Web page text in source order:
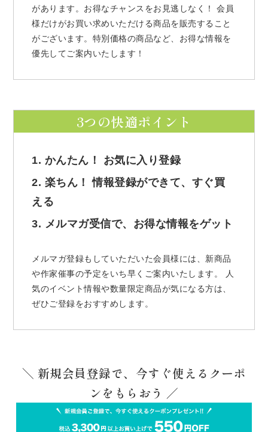
があります。お得なチャンスをお見逃しなく！ 会員
様だけがお買い求めいただける商品を販売すること
がございます。特別価格の商品など、お得な情報を
優先してご案内いたします！
3つの快適ポイント
1. かんたん！ お気に入り登録
2. 楽ちん！ 情報登録ができて、すぐ買
える
3. メルマガ受信で、お得な情報をゲット
メルマガ登録もしていただいた会員様には、新商品
や作家催事の予定をいち早くご案内いたします。 人
気のイベント情報や数量限定商品が気になる方は、
ぜひご登録をおすすめします。
＼ 新規会員登録で、今すぐ使えるクーポ
ンをもらおう ／